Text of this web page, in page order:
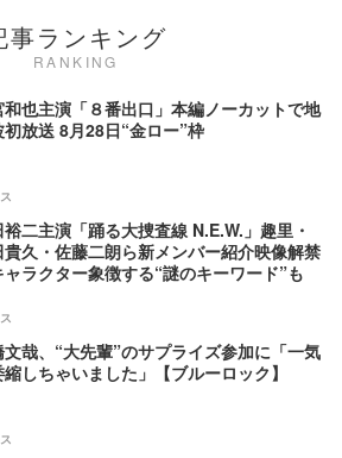
事ランキング
RANKING
和也主演「８番出口」本編ノーカットで地
初放送 8月28日“金ロー”枠
二主演「踊る大捜査線 N.E.W.」趣里・
貴久・佐藤二朗ら新メンバー紹介映像解禁
ャラクター象徴する“謎のキーワード”も
文哉、“大先輩”のサプライズ参加に「一気
縮しちゃいました」【ブルーロック】